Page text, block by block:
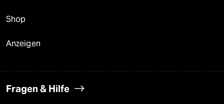
Shop
Anzeigen
Fragen & Hilfe